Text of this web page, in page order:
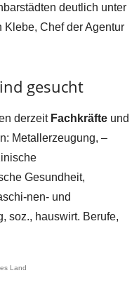
deutlich unter
Klebe, Chef der Agentur
gesucht
derzeit Fachkräfte und
Metallerzeugung, –
Gesundheit,
nen- und
soz., hauswirt. Berufe,
Land